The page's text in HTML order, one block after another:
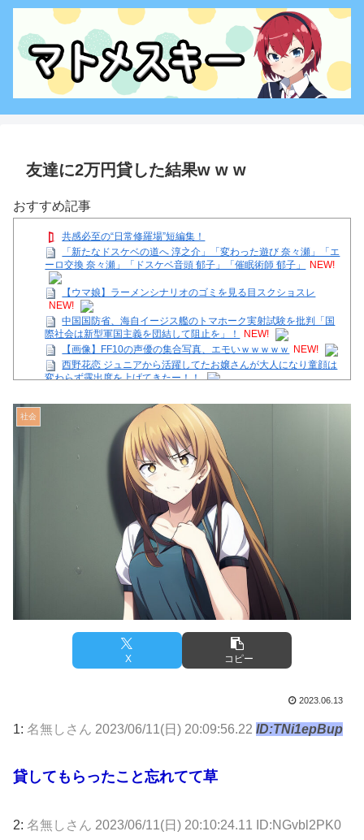
友達に2万円貸した結果w w w
おすすめ記事
共感必至の“日常修羅場”短編集！
「新たなドスケベの道へ 淳之介」「変わった遊び 奈々瀬」「エ
ーロ交換 奈々瀬」「ドスケベ音頭 郁子」「催眠術師 郁子」
NEW!
【ウマ娘】ラーメンシナリオのゴミを見る目スクショスレ
NEW!
中国国防省、海自イージス艦のトマホーク実射試験を批判「国
際社会は新型軍国主義を団結して阻止を」！
NEW!
【画像】FF10の声優の集合写真、エモいｗｗｗｗｗ
NEW!
西野花恋 ジュニアから活躍してたお嬢さんが大人になり童顔は
変わらず露出度を上げてきたー！！
グループ多すぎんか
【注目】熊本地震、28人死亡（30日午前6:30時点）
舌を絡ませて、唾液交換して── ちゅっちゅしながらの濃厚エ
【芸能】星野真里さんの挑戦、暑さを心配する声続出!!!
【画像】イオンモール熊本の店内のビフォーアフターがこちら
Powered by livedoor 相互RSS
社会
X コピー
2023.06.13
1: 名無しさん 2023/06/11(日) 20:09:56.22 ID:TNi1epBup
貸してもらったこと忘れてて草
2: 名無しさん 2023/06/11(日) 20:10:24.11 ID:NGvbl2PK0